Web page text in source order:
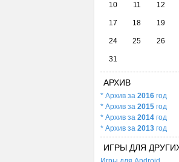
10 11 12
17 18 19
24 25 26
31
АРХИВ
* Архив за 2016 год
* Архив за 2015 год
* Архив за 2014 год
* Архив за 2013 год
ИГРЫ ДЛЯ